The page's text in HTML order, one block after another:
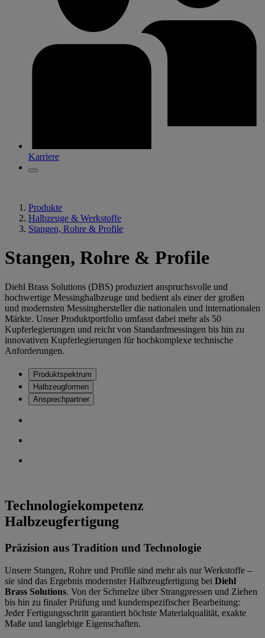
Karriere
Produkte
Halbzeuge & Werkstoffe
Stangen, Rohre & Profile
Stangen, Rohre & Profile
Diehl Brass Solutions (DBS) produziert anspruchsvolle und
hochwertige Messinghalbzeuge und bedient als einer der großen
und modernsten Messinghersteller die nationalen und internationalen
Märkte. Unser Produktportfolio umfasst dabei mehr als 50
Kupferlegierungen und reicht von Standardmessingen bis hin zu
innovativen Kupferlegierungen für hochkomplexe technische
Anforderungen.
Produktspektrum
Halbzeugformen
Ansprechpartner
Technologiekompetenz
Halbzeugfertigung
Präzision aus Tradition und Technologie
Unsere Stangen, Rohre und Profile sind mehr als nur Werkstoffe –
sie sind das Ergebnis modernster Halbzeugfertigung bei Diehl
Brass Solutions. Von der Schmelze über Strangpressen und Ziehen
bis hin zu finaler Prüfung und kundenspezifischer Bearbeitung:
Jeder Fertigungsschritt garantiert höchste Materialqualität, exakte
Maße und langlebige Eigenschaften.